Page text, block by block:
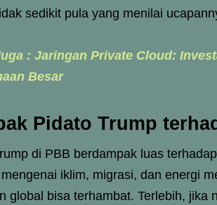
sedikit pula yang menilai
: Jaringan Private Cloud:
Besar
Pidato Trump
di PBB berdampak luas
iklim, migrasi, dan energi
global bisa terhambat. Terlebih, jika